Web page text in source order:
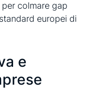
colmare gap
europei di
e